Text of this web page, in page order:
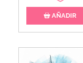
AÑADIR